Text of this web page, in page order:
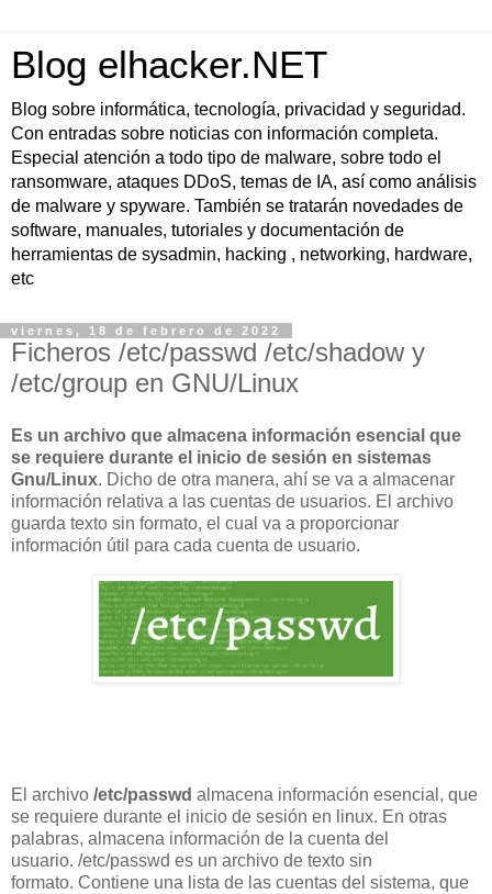
Blog elhacker.NET
Blog sobre informática, tecnología, privacidad y seguridad.
Con entradas sobre noticias con información completa.
Especial atención a todo tipo de malware, sobre todo el
ransomware, ataques DDoS, temas de IA, así como análisis
de malware y spyware. También se tratarán novedades de
software, manuales, tutoriales y documentación de
herramientas de sysadmin, hacking , networking, hardware,
etc
viernes, 18 de febrero de 2022
Ficheros /etc/passwd /etc/shadow y
/etc/group en GNU/Linux
Es un archivo que almacena información esencial que
se requiere durante el inicio de sesión en sistemas
Gnu/Linux. Dicho de otra manera, ahí se va a almacenar
información relativa a las cuentas de usuarios. El archivo
guarda texto sin formato, el cual va a proporcionar
información útil para cada cuenta de usuario.
El archivo /etc/passwd almacena información esencial, que
se requiere durante el inicio de sesión en linux. En otras
palabras, almacena información de la cuenta del
usuario. /etc/passwd es un archivo de texto sin
formato. Contiene una lista de las cuentas del sistema, que